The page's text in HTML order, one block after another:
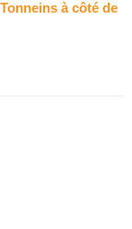
à côté de